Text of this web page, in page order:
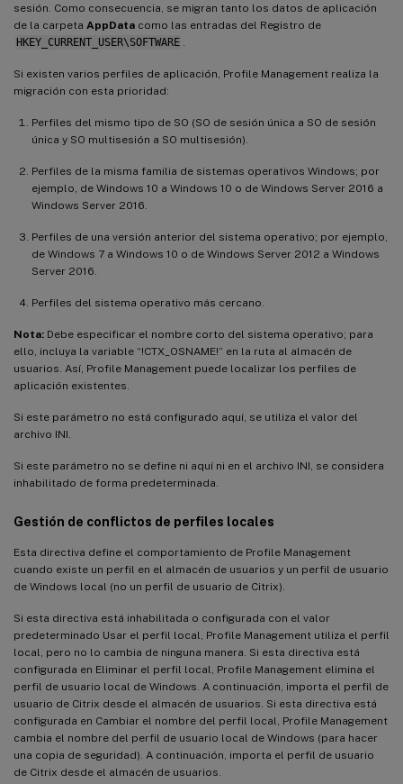
sesión. Como consecuencia, se migran tanto los datos de aplicación
de la carpeta AppData como las entradas del Registro de
HKEY_CURRENT_USER\SOFTWARE
Si existen varios perfiles de aplicación, Profile Management realiza la
migración con esta prioridad:
Perfiles del mismo tipo de SO (SO de sesión única a SO de sesión
única y SO multisesión a SO multisesión).
Perfiles de la misma familia de sistemas operativos Windows; por
ejemplo, de Windows 10 a Windows 10 o de Windows Server 2016 a
Windows Server 2016.
Perfiles de una versión anterior del sistema operativo; por ejemplo,
de Windows 7 a Windows 10 o de Windows Server 2012 a Windows
Server 2016.
Perfiles del sistema operativo más cercano.
Nota: Debe especificar el nombre corto del sistema operativo; para
ello, incluya la variable “!CTX_OSNAME!” en la ruta al almacén de
usuarios. Así, Profile Management puede localizar los perfiles de
aplicación existentes.
Si este parámetro no está configurado aquí, se utiliza el valor del
archivo INI.
Si este parámetro no se define ni aquí ni en el archivo INI, se considera
inhabilitado de forma predeterminada.
Gestión de conflictos de perfiles locales
Esta directiva define el comportamiento de Profile Management
cuando existe un perfil en el almacén de usuarios y un perfil de usuario
de Windows local (no un perfil de usuario de Citrix).
Si esta directiva está inhabilitada o configurada con el valor
predeterminado Usar el perfil local, Profile Management utiliza el perfil
local, pero no lo cambia de ninguna manera. Si esta directiva está
configurada en Eliminar el perfil local, Profile Management elimina el
perfil de usuario local de Windows. A continuación, importa el perfil de
usuario de Citrix desde el almacén de usuarios. Si esta directiva está
configurada en Cambiar el nombre del perfil local, Profile Management
cambia el nombre del perfil de usuario local de Windows (para hacer
una copia de seguridad). A continuación, importa el perfil de usuario
de Citrix desde el almacén de usuarios.